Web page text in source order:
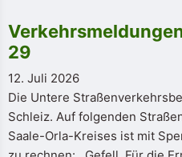
29
12. Juli 2026
Die Untere
Schleiz. Auf folgenden
Saale-Orla-Kreises ist mit